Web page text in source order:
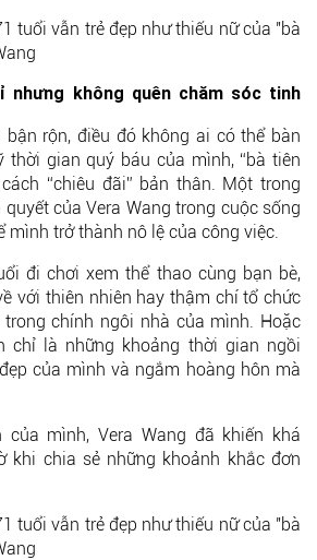
nhưng không quên chăm sóc tinh
bận rộn, điều đó không ai có thể bàn
thời gian quý báu của mình, “bà tiên
“chiêu đãi” bản thân. Một trong
của Vera Wang trong cuộc sống
mình trở thành nô lệ của công việc.
đi chơi xem thể thao cùng bạn bè,
với thiên nhiên hay thậm chí tổ chức
chính ngôi nhà của mình. Hoặc
chỉ là những khoảng thời gian ngồi
của mình và ngắm hoàng hôn mà
của mình, Vera Wang đã khiến khá
khi chia sẻ những khoảnh khắc đơn